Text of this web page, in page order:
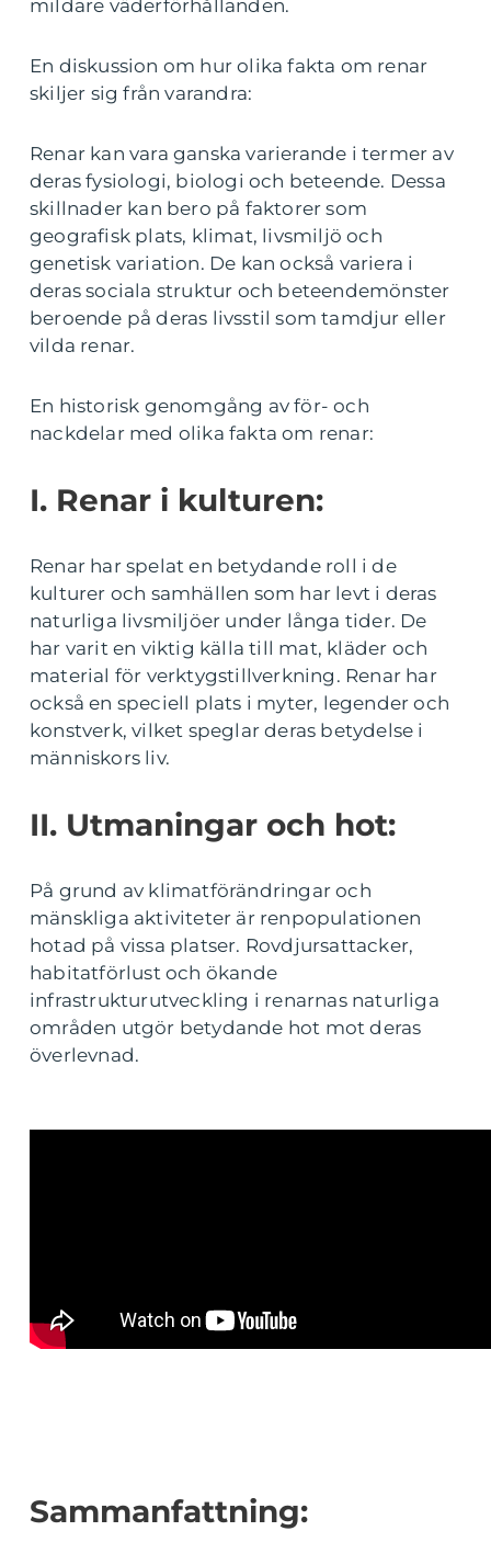
mildare väderförhållanden.
En diskussion om hur olika fakta om renar
skiljer sig från varandra:
Renar kan vara ganska varierande i termer av
deras fysiologi, biologi och beteende. Dessa
skillnader kan bero på faktorer som
geografisk plats, klimat, livsmiljö och
genetisk variation. De kan också variera i
deras sociala struktur och beteendemönster
beroende på deras livsstil som tamdjur eller
vilda renar.
En historisk genomgång av för- och
nackdelar med olika fakta om renar:
I. Renar i kulturen:
Renar har spelat en betydande roll i de
kulturer och samhällen som har levt i deras
naturliga livsmiljöer under långa tider. De
har varit en viktig källa till mat, kläder och
material för verktygstillverkning. Renar har
också en speciell plats i myter, legender och
konstverk, vilket speglar deras betydelse i
människors liv.
II. Utmaningar och hot:
På grund av klimatförändringar och
mänskliga aktiviteter är renpopulationen
hotad på vissa platser. Rovdjursattacker,
habitatförlust och ökande
infrastrukturutveckling i renarnas naturliga
områden utgör betydande hot mot deras
överlevnad.
Sammanfattning: